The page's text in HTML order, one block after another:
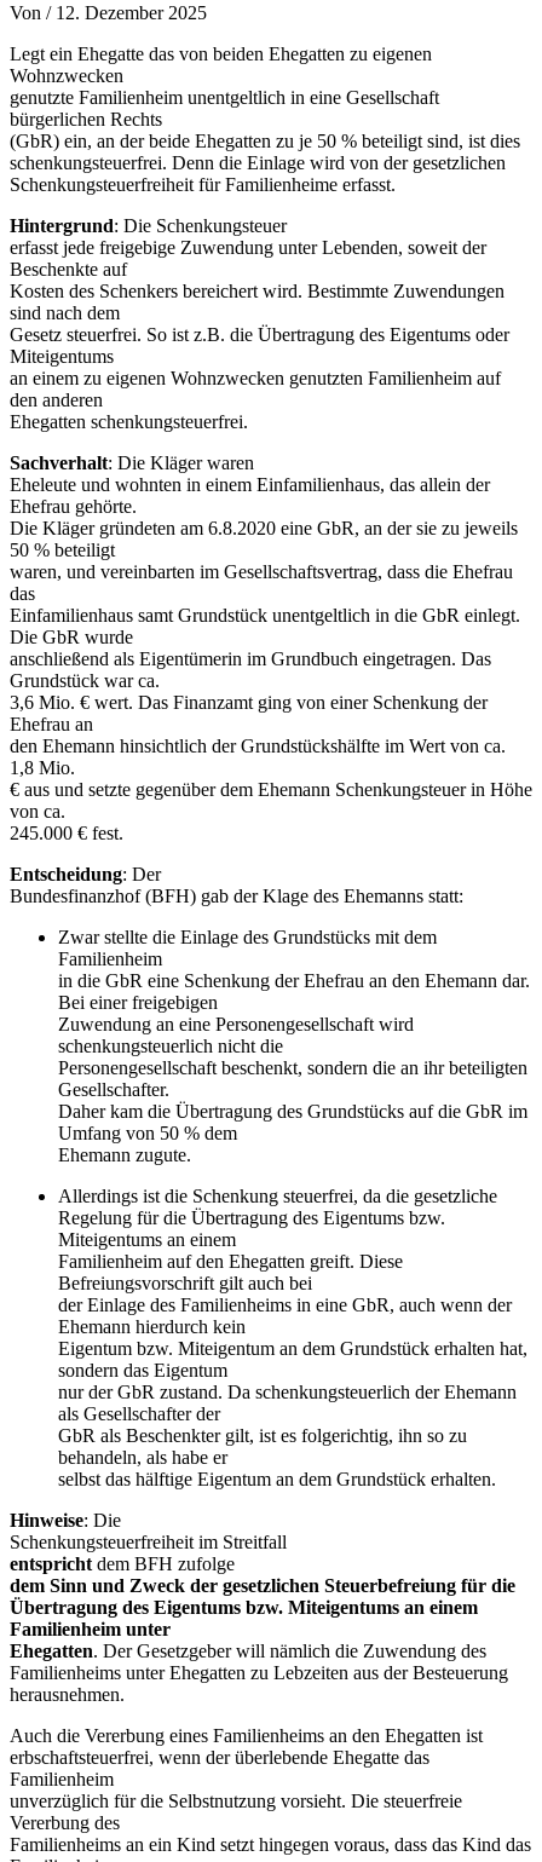
Von / 12. Dezember 2025
Legt ein Ehegatte das von beiden Ehegatten zu eigenen
Wohnzwecken
genutzte Familienheim unentgeltlich in eine Gesellschaft
bürgerlichen Rechts
(GbR) ein, an der beide Ehegatten zu je 50 % beteiligt sind, ist dies
schenkungsteuerfrei. Denn die Einlage wird von der gesetzlichen
Schenkungsteuerfreiheit für Familienheime erfasst.
Hintergrund: Die Schenkungsteuer
erfasst jede freigebige Zuwendung unter Lebenden, soweit der
Beschenkte auf
Kosten des Schenkers bereichert wird. Bestimmte Zuwendungen
sind nach dem
Gesetz steuerfrei. So ist z.B. die Übertragung des Eigentums oder
Miteigentums
an einem zu eigenen Wohnzwecken genutzten Familienheim auf
den anderen
Ehegatten schenkungsteuerfrei.
Sachverhalt: Die Kläger waren
Eheleute und wohnten in einem Einfamilienhaus, das allein der
Ehefrau gehörte.
Die Kläger gründeten am 6.8.2020 eine GbR, an der sie zu jeweils
50 % beteiligt
waren, und vereinbarten im Gesellschaftsvertrag, dass die Ehefrau
das
Einfamilienhaus samt Grundstück unentgeltlich in die GbR einlegt.
Die GbR wurde
anschließend als Eigentümerin im Grundbuch eingetragen. Das
Grundstück war ca.
3,6 Mio. € wert. Das Finanzamt ging von einer Schenkung der
Ehefrau an
den Ehemann hinsichtlich der Grundstückshälfte im Wert von ca.
1,8 Mio.
€ aus und setzte gegenüber dem Ehemann Schenkungsteuer in Höhe
von ca.
245.000 € fest.
Entscheidung: Der
Bundesfinanzhof (BFH) gab der Klage des Ehemanns statt:
Zwar stellte die Einlage des Grundstücks mit dem
Familienheim
in die GbR eine Schenkung der Ehefrau an den Ehemann dar.
Bei einer freigebigen
Zuwendung an eine Personengesellschaft wird
schenkungsteuerlich nicht die
Personengesellschaft beschenkt, sondern die an ihr beteiligten
Gesellschafter.
Daher kam die Übertragung des Grundstücks auf die GbR im
Umfang von 50 % dem
Ehemann zugute.
Allerdings ist die Schenkung steuerfrei, da die gesetzliche
Regelung für die Übertragung des Eigentums bzw.
Miteigentums an einem
Familienheim auf den Ehegatten greift. Diese
Befreiungsvorschrift gilt auch bei
der Einlage des Familienheims in eine GbR, auch wenn der
Ehemann hierdurch kein
Eigentum bzw. Miteigentum an dem Grundstück erhalten hat,
sondern das Eigentum
nur der GbR zustand. Da schenkungsteuerlich der Ehemann
als Gesellschafter der
GbR als Beschenkter gilt, ist es folgerichtig, ihn so zu
behandeln, als habe er
selbst das hälftige Eigentum an dem Grundstück erhalten.
Hinweise: Die
Schenkungsteuerfreiheit im Streitfall
entspricht dem BFH zufolge
dem Sinn und Zweck der gesetzlichen Steuerbefreiung für die
Übertragung des Eigentums bzw. Miteigentums an einem
Familienheim unter
Ehegatten. Der Gesetzgeber will nämlich die Zuwendung des
Familienheims unter Ehegatten zu Lebzeiten aus der Besteuerung
herausnehmen.
Auch die Vererbung eines Familienheims an den Ehegatten ist
erbschaftsteuerfrei, wenn der überlebende Ehegatte das
Familienheim
unverzüglich für die Selbstnutzung vorsieht. Die steuerfreie
Vererbung des
Familienheims an ein Kind setzt hingegen voraus, dass das Kind das